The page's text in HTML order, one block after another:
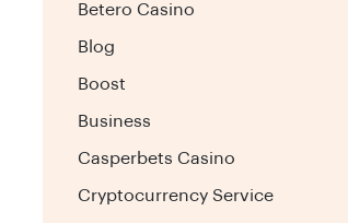
Betero Casino
Blog
Boost
Business
Casperbets Casino
Cryptocurrency Service